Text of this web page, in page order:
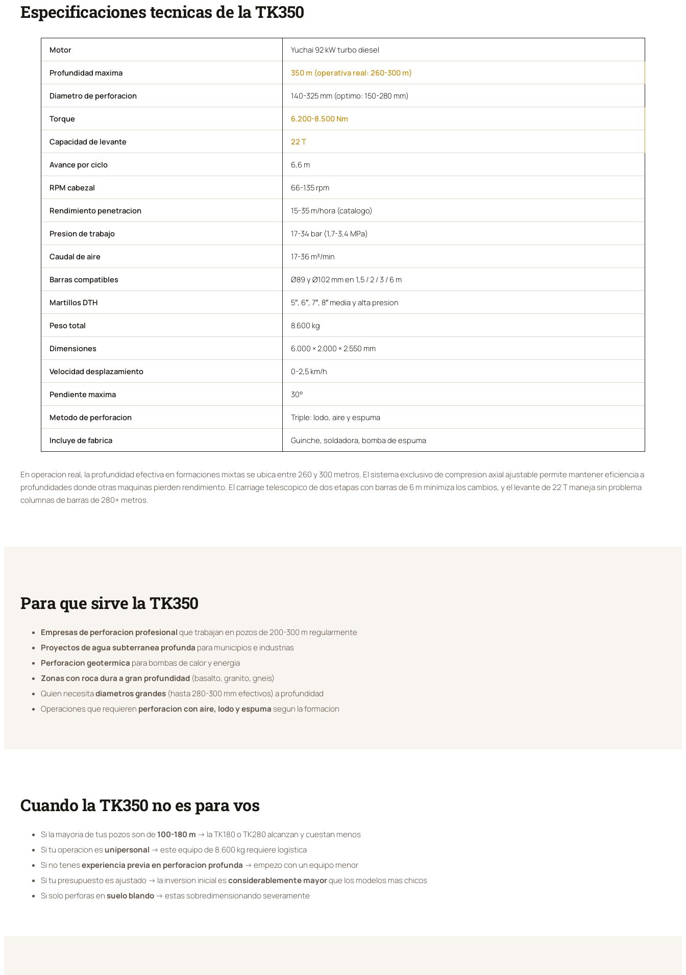
Especificaciones tecnicas de la TK350
Motor Yuchai 92 kW turbo diesel
Profundidad maxima 350 m (operativa real: 260-300 m)
Diametro de perforacion 140-325 mm (optimo: 150-280 mm)
Torque 6.200-8.500 Nm
Capacidad de levante 22 T
Avance por ciclo 6,6 m
RPM cabezal 66-135 rpm
Rendimiento penetracion 15-35 m/hora (catalogo)
Presion de trabajo 17-34 bar (1,7-3,4 MPa)
Caudal de aire 17-36 m³/min
Barras compatibles Ø89 y Ø102 mm en 1,5 / 2 / 3 / 6 m
Martillos DTH 5″, 6″, 7″, 8″ media y alta presion
Peso total 8.600 kg
Dimensiones 6.000 × 2.000 × 2.550 mm
Velocidad desplazamiento 0-2,5 km/h
Pendiente maxima 30°
Metodo de perforacion Triple: lodo, aire y espuma
Incluye de fabrica Guinche, soldadora, bomba de espuma
En operacion real, la profundidad efectiva en formaciones mixtas se ubica entre 260 y 300 metros. El sistema exclusivo de compresion axial ajustable permite mantener eficiencia a
profundidades donde otras maquinas pierden rendimiento. El carriage telescopico de dos etapas con barras de 6 m minimiza los cambios, y el levante de 22 T maneja sin problema
columnas de barras de 280+ metros.
Para que sirve la TK350
Empresas de perforacion profesionalque trabajan en pozos de 200-300 m regularmente
Proyectos de agua subterranea profunda para municipios e industrias
Perforacion geotermica para bombas de calor y energia
Zonas con roca dura a gran profundidad (basalto, granito, gneis)
Quien necesitadiametros grandes (hasta 280-300 mm efectivos) a profundidad
Operaciones que requieren perforacion con aire, lodo y espumasegun la formacion
Cuando la TK350 no es para vos
Si la mayoria de tus pozos son de 100-180 m → la TK180 o TK280 alcanzan y cuestan menos
Si tu operacion esunipersonal → este equipo de 8.600 kg requiere logistica
Si no tenesexperiencia previa en perforacion profunda → empezo con un equipo menor
Si tu presupuesto es ajustado → la inversion inicial esconsiderablemente mayorque los modelos mas chicos
Si solo perforas ensuelo blando → estas sobredimensionando severamente